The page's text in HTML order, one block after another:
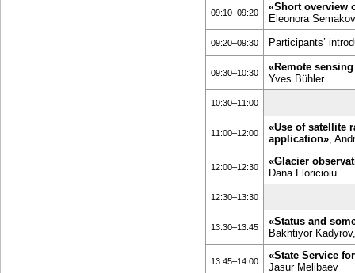
09:10–09:20
«Short overview
Eleonora
09:20–09:30 Participants’
09:30–10:30
«Remote
Yves Bühler
10:30–11:00
11:00–12:00
«Use of satellite
application»,
12:00–12:30
«Glacier
Dana Floricioiu
12:30–13:30
13:30–13:45
«Status and
Bakhtiyor
13:45–14:00
«State Service
Jasur Melibaev